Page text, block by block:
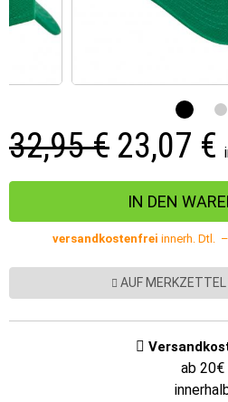
32,95 € 23,07 €
versandkostenfrei innerh. Dtl.
AUF MERKZETTEL
ab 20€